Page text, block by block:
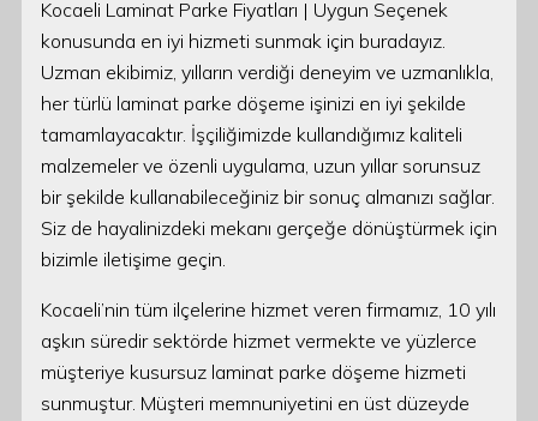
Kocaeli Laminat Parke Fiyatları | Uygun Seçenek
konusunda en iyi hizmeti sunmak için buradayız.
Uzman ekibimiz, yılların verdiği deneyim ve uzmanlıkla,
her türlü laminat parke döşeme işinizi en iyi şekilde
tamamlayacaktır. İşçiliğimizde kullandığımız kaliteli
malzemeler ve özenli uygulama, uzun yıllar sorunsuz
bir şekilde kullanabileceğiniz bir sonuç almanızı sağlar.
Siz de hayalinizdeki mekanı gerçeğe dönüştürmek için
bizimle iletişime geçin.
Kocaeli’nin tüm ilçelerine hizmet veren firmamız, 10 yılı
aşkın süredir sektörde hizmet vermekte ve yüzlerce
müşteriye kusursuz laminat parke döşeme hizmeti
sunmuştur. Müşteri memnuniyetini en üst düzeyde